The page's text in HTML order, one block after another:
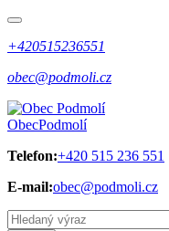
+420515236551
obec@podmoli.cz
ObecPodmolí
Telefon:+420 515 236 551
E-mail:obec@podmoli.cz